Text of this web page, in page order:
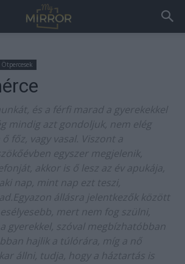
Ötpercesek
és a férfi marad a gyerekekkel
mindig azt gondoljuk, nem elég
főz, vagy vasal. Viszont a
egyszer megjelenik,
akkor is ő lesz az év apukája,
nap, mint nap ezt teszi,
állásra jelentkezők között
mert nem fog szülni,
gyerekkel, szóval megbízhatóbban
hajlik a túlórára, míg a nő
állni, tudja, hogy a háztartás is